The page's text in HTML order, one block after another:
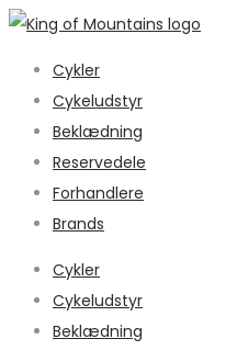
Cykler
Cykeludstyr
Beklædning
Reservedele
Forhandlere
Brands
Cykler
Cykeludstyr
Beklædning